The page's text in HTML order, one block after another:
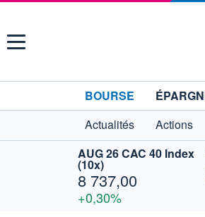
Menu
BOURSE
Actualités
Actions
AUG 26 CAC 40 Index
(10x)
8 737,00
+0,30%